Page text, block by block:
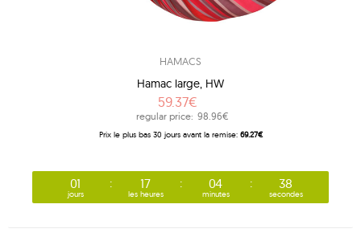
HAMACS
Hamac large, HW
59.37€
regular price: 98.96€
Prix ​​le plus bas 30 jours avant la remise: 69.27€
01
jours
17
les heures
04
minutes
38
secondes